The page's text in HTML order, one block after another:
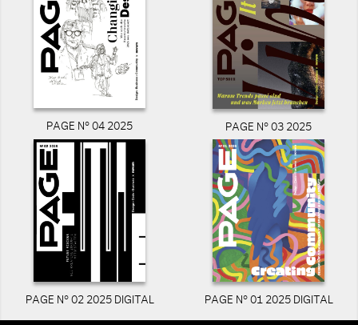
PAGE N° 04 2025 PAGE N° 03 2025
PAGE N° 02 2025 DIGITAL PAGE N° 01 2025 DIGITAL